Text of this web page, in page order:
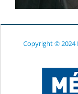
Copyright © 2024